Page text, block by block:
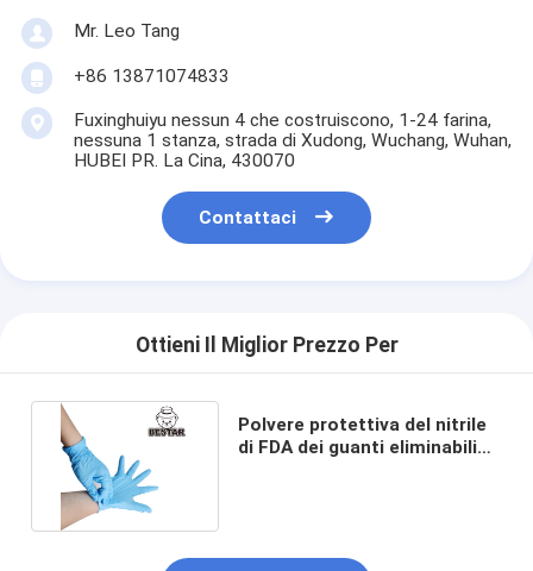
Mr. Leo Tang
+86 13871074833
Fuxinghuiyu nessun 4 che costruiscono, 1-24 farina,
nessuna 1 stanza, strada di Xudong, Wuchang, Wuhan,
HUBEI PR. La Cina, 430070
Contattaci
Ottieni Il Miglior Prezzo Per
Polvere protettiva del nitrile
di FDA dei guanti eliminabili